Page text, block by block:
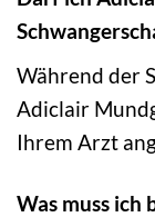
Während der
Adiclair
Ihrem Arzt
Was muss ich